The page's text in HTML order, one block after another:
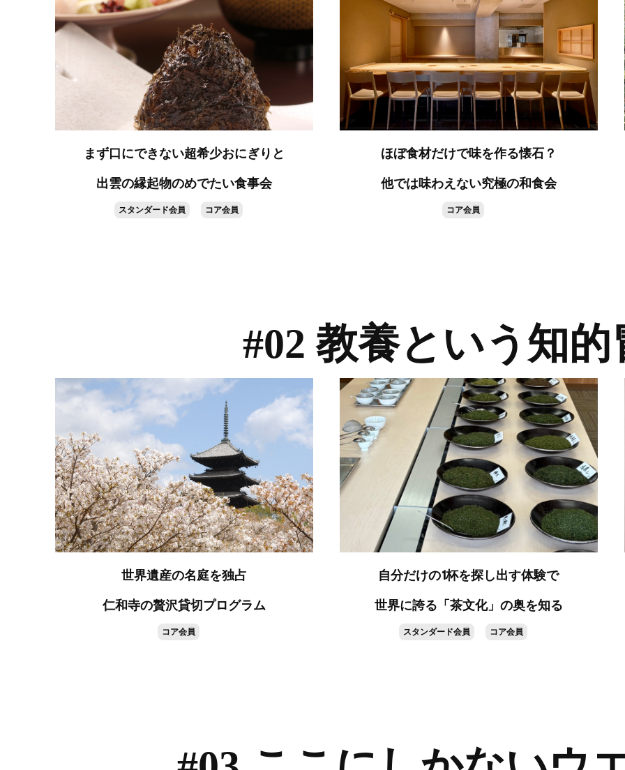
まず口にできない超希少おにぎりと
出雲の縁起物のめでたい食事会
スタンダード会員 コア会員
ほぼ食材だけで味を作る懐石？
他では味わえない究極の和食会
コア会員
#02 教養という知的
世界遺産の名庭を独占
仁和寺の贅沢貸切プログラム
コア会員
自分だけの1杯を探し出す体験で
世界に誇る「茶文化」の奥を知る
スタンダード会員 コア会員